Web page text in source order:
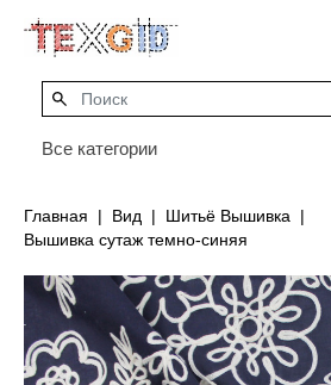
Все категории
Главная Вид
Шитьё Вышивка
Вышивка сутаж темно-синяя